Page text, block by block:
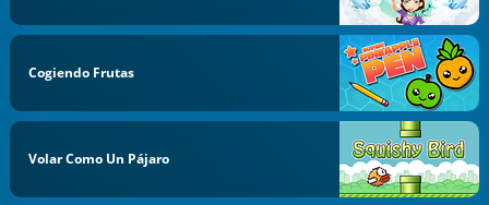
Cogiendo Frutas
Volar Como Un Pájaro